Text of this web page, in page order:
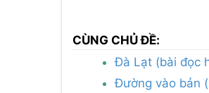
CÙNG CHỦ ĐỀ:
Đà Lạt (bài đọc
Đường vào bản